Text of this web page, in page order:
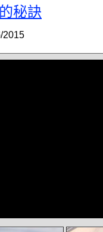
秘訣
2015